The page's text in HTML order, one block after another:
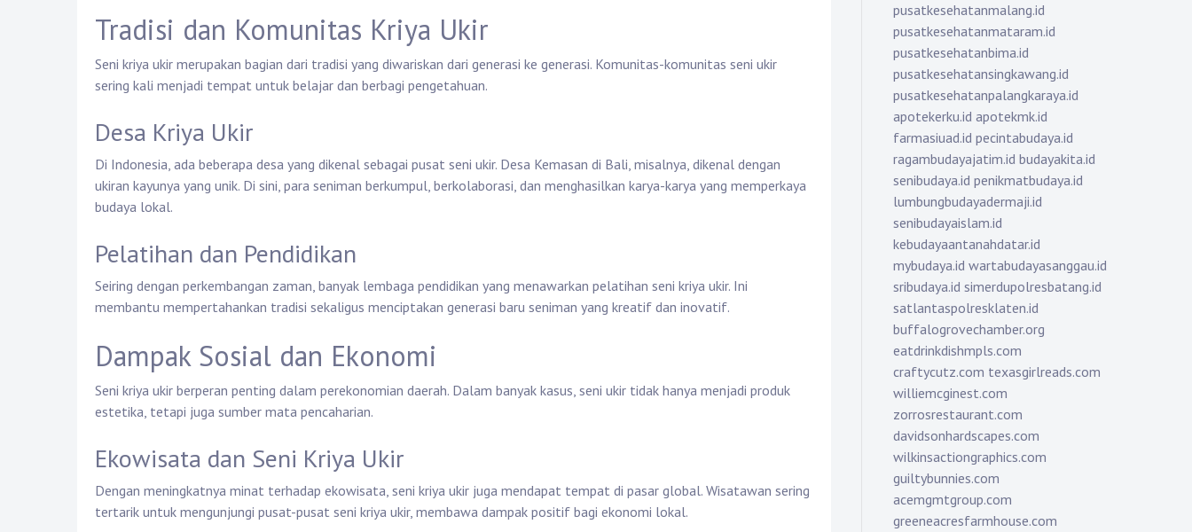
Tradisi dan Komunitas Kriya Ukir
Seni kriya ukir merupakan bagian dari tradisi yang diwariskan dari generasi ke generasi. Komunitas-komunitas seni ukir
sering kali menjadi tempat untuk belajar dan berbagi pengetahuan.
Desa Kriya Ukir
Di Indonesia, ada beberapa desa yang dikenal sebagai pusat seni ukir. Desa Kemasan di Bali, misalnya, dikenal dengan
ukiran kayunya yang unik. Di sini, para seniman berkumpul, berkolaborasi, dan menghasilkan karya-karya yang memperkaya
budaya lokal.
Pelatihan dan Pendidikan
Seiring dengan perkembangan zaman, banyak lembaga pendidikan yang menawarkan pelatihan seni kriya ukir. Ini
membantu mempertahankan tradisi sekaligus menciptakan generasi baru seniman yang kreatif dan inovatif.
Dampak Sosial dan Ekonomi
Seni kriya ukir berperan penting dalam perekonomian daerah. Dalam banyak kasus, seni ukir tidak hanya menjadi produk
estetika, tetapi juga sumber mata pencaharian.
Ekowisata dan Seni Kriya Ukir
Dengan meningkatnya minat terhadap ekowisata, seni kriya ukir juga mendapat tempat di pasar global. Wisatawan sering
tertarik untuk mengunjungi pusat-pusat seni kriya ukir, membawa dampak positif bagi ekonomi lokal.
pusatkesehatanmalang.id
pusatkesehatanmataram.id
pusatkesehatanbima.id
pusatkesehatansingkawang.id
pusatkesehatanpalangkaraya.id
apotekerku.id apotekmk.id
farmasiuad.id pecintabudaya.id
ragambudayajatim.id budayakita.id
senibudaya.id penikmatbudaya.id
lumbungbudayadermaji.id
senibudayaislam.id
kebudayaantanahdatar.id
mybudaya.id wartabudayasanggau.id
sribudaya.id simerdupolresbatang.id
satlantaspolresklaten.id
buffalogrovechamber.org
eatdrinkdishmpls.com
craftycutz.com texasgirlreads.com
williemcginest.com
zorrosrestaurant.com
davidsonhardscapes.com
wilkinsactiongraphics.com
guiltybunnies.com
acemgmtgroup.com
greeneacresfarmhouse.com